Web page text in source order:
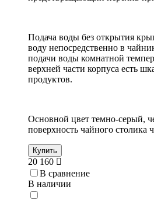
Подача воды без открытия
воду непосредственно в
подачи воды комнатной
верхней части корпуса есть
продуктов.
Основной цвет темно-серый,
поверхность чайного столика
Купить
20 160
В сравнение
В наличии